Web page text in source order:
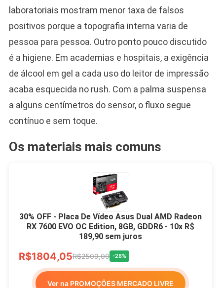
laboratoriais mostram menor taxa de falsos
positivos porque a topografia interna varia de
pessoa para pessoa. Outro ponto pouco discutido
é a higiene. Em academias e hospitais, a exigência
de álcool em gel a cada uso do leitor de impressão
acaba esquecida no rush. Com a palma suspensa
a alguns centímetros do sensor, o fluxo segue
contínuo e sem toque.
Os materiais mais comuns
30% OFF - Placa De Vídeo Asus Dual AMD Radeon
RX 7600 EVO OC Edition, 8GB, GDDR6 - 10x R$
189,90 sem juros
R$1804,05R$2509,00 -28%
Ver na PROMOÇÕES MERCADO LIVRE